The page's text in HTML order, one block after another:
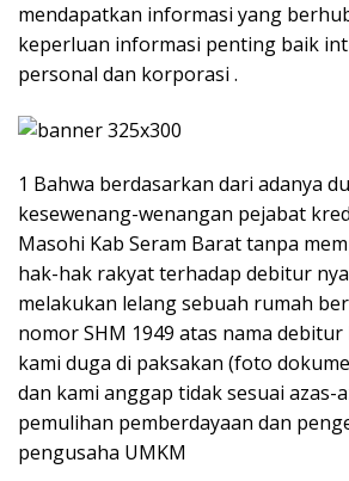
mendapatkan informasi yang
keperluan informasi penting baik
personal dan korporasi .
1 Bahwa berdasarkan dari adanya
kesewenang-wenangan pejabat
Masohi Kab Seram Barat tanpa
hak-hak rakyat terhadap debitur
melakukan lelang sebuah rumah
nomor SHM 1949 atas nama
kami duga di paksakan (foto
dan kami anggap tidak sesuai azas-
pemulihan pemberdayaan dan
pengusaha UMKM